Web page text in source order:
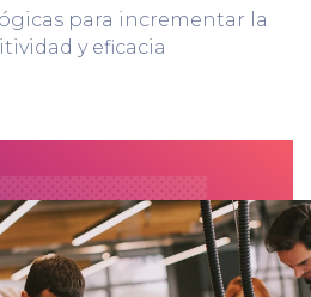
para incrementar la
y eficacia